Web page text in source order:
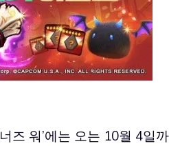
즈 워’에는 오는 10월 4일까